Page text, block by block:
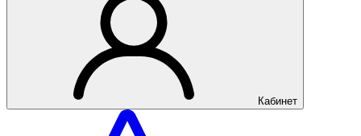
Кабинет